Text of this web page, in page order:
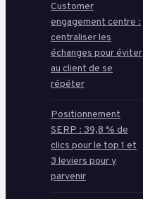
Customer
engagement centre :
centraliser les
échanges pour éviter
au client de se
répéter
Positionnement
SERP : 39,8 % de
clics pour le top 1 et
3 leviers pour y
parvenir